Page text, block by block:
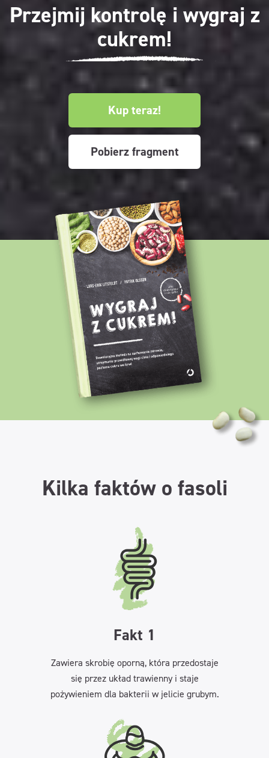
Przejmij kontrolę i wygraj z
cukrem!
Kup teraz!
Pobierz fragment
Kilka faktów o fasoli
Fakt 1
Zawiera skrobię oporną, która przedostaje
się przez układ trawienny i staje
pożywieniem dla bakterii w jelicie grubym.